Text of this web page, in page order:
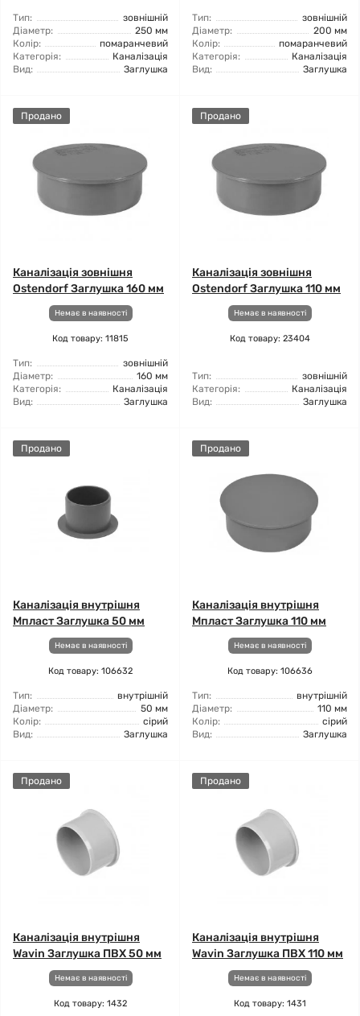
Тип:
зовнішній
Діаметр:
250 мм
Колір:
помаранчевий
Категорія:
Каналізація
Вид:
Заглушка
Тип:
зовнішній
Діаметр:
200 мм
Колір:
помаранчевий
Категорія:
Каналізація
Вид:
Заглушка
Продано
Каналізація зовнішня
Ostendorf Заглушка 160 мм
Немає в наявності
Код товару: 11815
Тип:
зовнішній
Діаметр:
160 мм
Категорія:
Каналізація
Вид:
Заглушка
Продано
Каналізація зовнішня
Ostendorf Заглушка 110 мм
Немає в наявності
Код товару: 23404
Тип:
зовнішній
Категорія:
Каналізація
Вид:
Заглушка
Продано
Каналізація внутрішня
Мпласт Заглушка 50 мм
Немає в наявності
Код товару: 106632
Тип:
внутрішній
Діаметр:
50 мм
Колір:
сірий
Вид:
Заглушка
Продано
Каналізація внутрішня
Мпласт Заглушка 110 мм
Немає в наявності
Код товару: 106636
Тип:
внутрішній
Діаметр:
110 мм
Колір:
сірий
Вид:
Заглушка
Продано
Каналізація внутрішня
Wavin Заглушка ПВХ 50 мм
Немає в наявності
Код товару: 1432
Продано
Каналізація внутрішня
Wavin Заглушка ПВХ 110 мм
Немає в наявності
Код товару: 1431